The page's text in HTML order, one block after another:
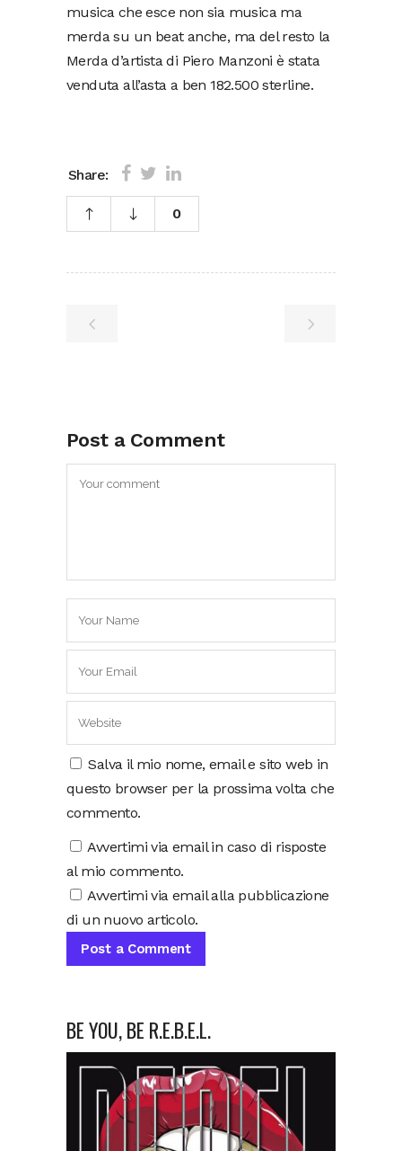
musica che esce non sia musica ma
merda su un beat anche, ma del resto la
Merda d’artista di Piero Manzoni è stata
venduta all’asta a ben 182.500 sterline.
Share:
0
Post a Comment
Salva il mio nome, email e sito web in
questo browser per la prossima volta che
commento.
Avvertimi via email in caso di risposte
al mio commento.
Avvertimi via email alla pubblicazione
di un nuovo articolo.
BE YOU, BE R.E.B.E.L.